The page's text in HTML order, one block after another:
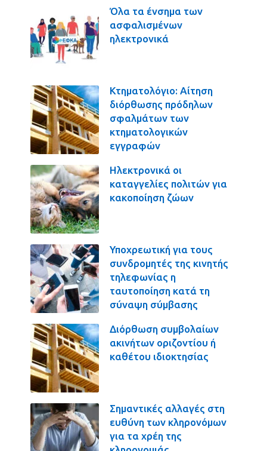
Όλα τα ένσημα των
ασφαλισμένων
ηλεκτρονικά
Κτηματολόγιο: Αίτηση
διόρθωσης πρόδηλων
σφαλμάτων των
κτηματολογικών
εγγραφών
Ηλεκτρονικά οι
καταγγελίες πολιτών για
κακοποίηση ζώων
Υποχρεωτική για τους
συνδρομητές της κινητής
τηλεφωνίας η
ταυτοποίηση κατά τη
σύναψη σύμβασης
Διόρθωση συμβολαίων
ακινήτων οριζοντίου ή
καθέτου ιδιοκτησίας
Σημαντικές αλλαγές στη
ευθύνη των κληρονόμων
για τα χρέη της